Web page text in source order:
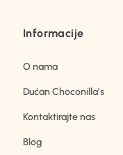
Informacije
O nama
Dućan Choconilla’s
Kontaktirajte nas
Blog